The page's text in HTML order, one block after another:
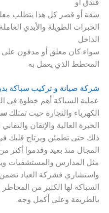
فندق أو
شقة أو قصر كل هذا يتطلب
الخبرات الطويلة والأيدي
الداخل
سواء كان معلق أو مدفون
المخطط الذي يعمل به
شركة صيانة و تركيب سباكة
عملية السباكة أهم خطوة في
الكهرباء والنجارة حيث تمتلك
الخبرة العالية والإتقان
ذلك حتى تطمئن ويرتاح قلبك
المجال منذ بعيد وقدموا أكثر
مثل المدارس والمستشفيات
واستشاري فشركة العياد
السباكة لها الكثير من المخاطر
بالطريقة وعلى أكمل وجه.